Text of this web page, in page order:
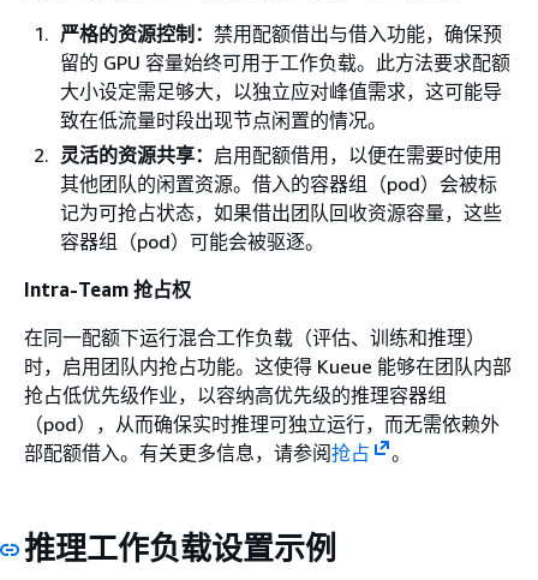
严格的资源控制： 禁用配额借出与借入功能，确保预
留的 GPU 容量始终可用于工作负载。此方法要求配额
大小设定需足够大，以独立应对峰值需求，这可能导
致在低流量时段出现节点闲置的情况。
灵活的资源共享： 启用配额借用，以便在需要时使用
其他团队的闲置资源。借入的容器组（pod）会被标
记为可抢占状态，如果借出团队回收资源容量，这些
容器组（pod）可能会被驱逐。
Intra-Team 抢占权
在同一配额下运行混合工作负载（评估、训练和推理）
时，启用团队内抢占功能。这使得 Kueue 能够在团队内部
抢占低优先级作业，以容纳高优先级的推理容器组
（pod），从而确保实时推理可独立运行，而无需依赖外
部配额借入。有关更多信息，请参阅抢占 。
推理工作负载设置示例